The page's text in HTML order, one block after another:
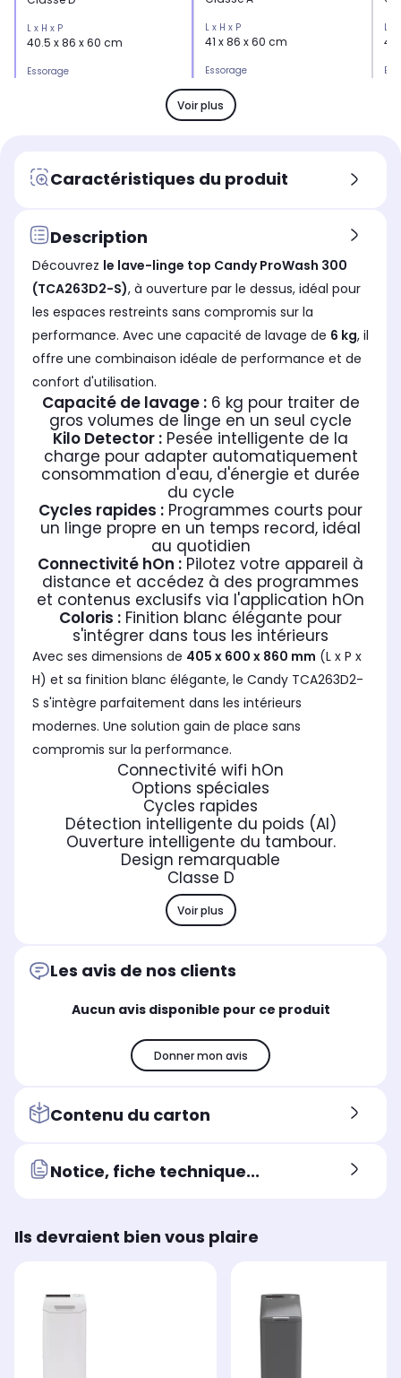
L x H x P
40.5 x 86 x 60 cm
Essorage
Dosage automatique de lessive
Non
Non
Connecté
Oui
différée
Fin différée 24 heures
Dosage automatique de lessive
L x H x P
41 x 86 x 60 cm
Essorage
Essorage standard (1200
trs)
Dosage automatique de lessive
Non
Connecté
Oui
différée
Départ différé 24 heures
Dosage automatique de lessive
L x
Voir plus
Caractéristiques du produit
Description
Découvrez le lave-linge top Candy ProWash 300
(TCA263D2-S), à ouverture par le dessus, idéal pour
les espaces restreints sans compromis sur la
performance. Avec une capacité de lavage de 6 kg, il
offre une combinaison idéale de performance et de
confort d'utilisation.
Capacité de lavage :6 kg pour traiter de
gros volumes de linge en un seul cycle
Kilo Detector : Pesée intelligente de la
charge pour adapter automatiquement
consommation d'eau, d'énergie et durée
du cycle
Cycles rapides : Programmes courts pour
un linge propre en un temps record, idéal
au quotidien
Connectivité hOn : Pilotez votre appareil à
distance et accédez à des programmes
et contenus exclusifs via l'application hOn
Coloris : Finition blanc élégante pour
s'intégrer dans tous les intérieurs
Avec ses dimensions de 405 x 600 x 860 mm (L x P x
H) et sa finition blanc élégante, le Candy TCA263D2-
S s'intègre parfaitement dans les intérieurs
modernes. Une solution gain de place sans
compromis sur la performance.
Connectivité wifi hOn
Options spéciales
Cycles rapides
Détection intelligente du poids (AI)
Ouverture intelligente du tambour.
Design remarquable
Classe D
Voir plus
Les avis de nos clients
Aucun avis disponible pour ce produit
Donner mon avis
Contenu du carton
Notice, fiche technique...
Ils devraient bien vous plaire